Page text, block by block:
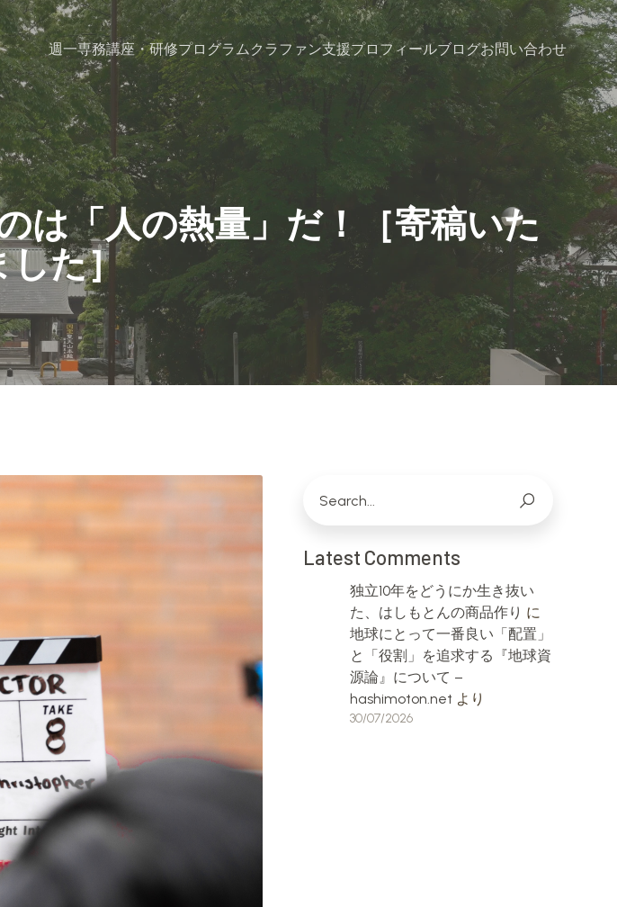
週一専務講座・研修プログラムクラファン支援プロフィールブログお問い合わせ
は「人の熱量」だ！［寄稿いた
した］
Latest Comments
独立10年をどうにか生き抜い
た、はしもとんの商品作り に
地球にとって一番良い「配置」
と「役割」を追求する『地球資
源論』について –
hashimoton.net より
30/07/2026